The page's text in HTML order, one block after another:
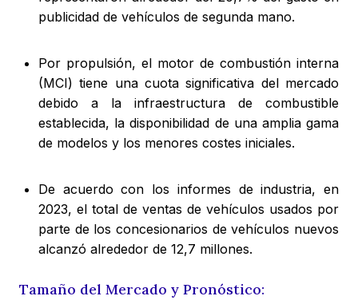
publicidad de vehículos de segunda mano.
Por propulsión, el motor de combustión interna
(MCI) tiene una cuota significativa del mercado
debido a la infraestructura de combustible
establecida, la disponibilidad de una amplia gama
de modelos y los menores costes iniciales.
De acuerdo con los informes de industria, en
2023, el total de ventas de vehículos usados por
parte de los concesionarios de vehículos nuevos
alcanzó alrededor de 12,7 millones.
Tamaño del Mercado y Pronóstico: